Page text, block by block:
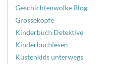
Geschichtenwolke Blog
Grosseköpfe
Kinderbuch Detektive
Kinderbuchlesen
Küstenkids unterwegs